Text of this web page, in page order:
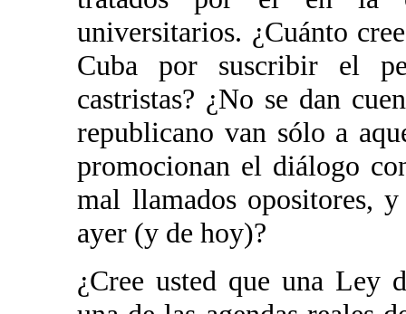
universitarios. ¿Cuánto
Cuba por suscribir el
castristas? ¿No se dan
republicano van sólo a
promocionan el diálogo
mal llamados opositores,
ayer (y de hoy)?
¿Cree usted que una Ley